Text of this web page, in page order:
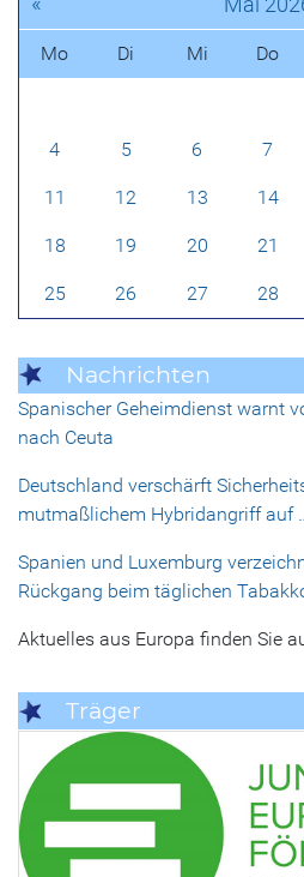
Mo Di Mi Do
4 5 6 7
11 12 13 14
18 19 20 21
25 26 27 28
Nachrichten
Spanischer Geheimdienst warnt
nach Ceuta
Deutschland verschärft
mutmaßlichem Hybridangriff auf
Spanien und Luxemburg
Rückgang beim täglichen
Aktuelles aus Europa finden Sie
Träger